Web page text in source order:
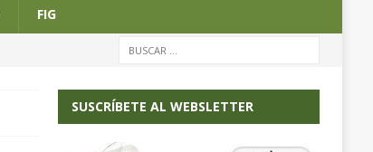
FIG
SUSCRÍBETE AL WEBSLETTER